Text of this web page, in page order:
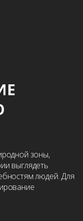
зоны,
выглядеть
людей. Для